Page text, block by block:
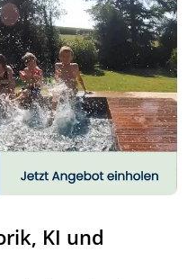
KI und